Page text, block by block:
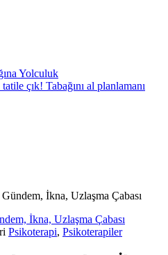
Yolculuk
çık! Tabağını al planlamanı
İkna, Uzlaşma Çabası
Psikoterapi, Psikoterapiler